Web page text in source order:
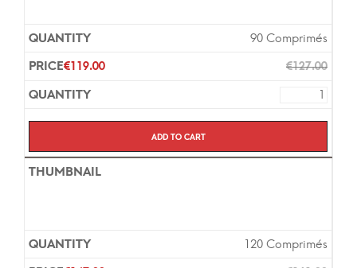
90 Comprimés
€127.00
€119.00
Add to cart
120 Comprimés